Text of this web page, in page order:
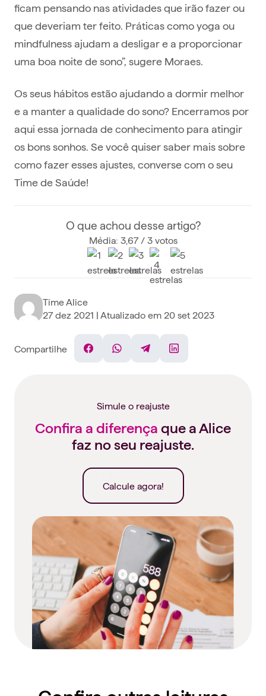
ficam pensando nas atividades que irão fazer ou
que deveriam ter feito. Práticas como yoga ou
mindfulness ajudam a desligar e a proporcionar
uma boa noite de sono”, sugere Moraes.
Os seus hábitos estão ajudando a dormir melhor
e a manter a qualidade do sono? Encerramos por
aqui essa jornada de conhecimento para atingir
os bons sonhos. Se você quiser saber mais sobre
como fazer esses ajustes, converse com o seu
Time de Saúde!
O que achou desse artigo?
Média: 3,67 / 3 votos
Time Alice
27 dez 2021 | Atualizado em 20 set 2023
Compartilhe
FacebookWhatsAppTelegramLinkedin
Simule o reajuste
Confira a diferença que a Alice
faz no seu reajuste.
Calcule agora!